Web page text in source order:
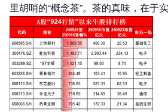
里胡哨的“概念茶”。茶的真味，在于